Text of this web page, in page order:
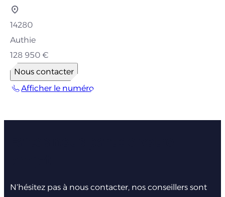
14280
Authie
128 950 €
Nous contacter
Afficher le numéro
N’hésitez pas à nous contacter, nos conseillers sont